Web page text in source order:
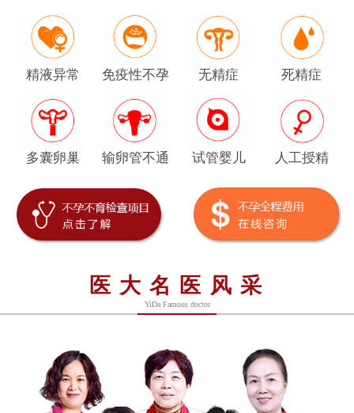
精液异常 免疫性不孕 无精症 死精症
多囊卵巢 输卵管不通 试管婴儿 人工授精
医大名医风采
YiDa Famous doctor